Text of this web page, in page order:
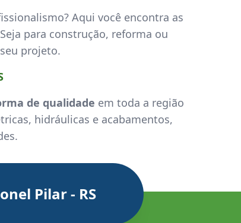
Aqui você encontra as
para construção, reforma ou
projeto.
de qualidade em toda a região
hidráulicas e acabamentos,
Pilar - RS